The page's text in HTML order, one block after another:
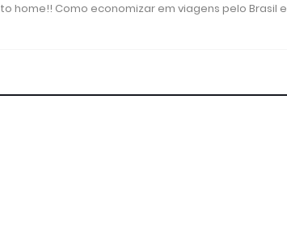
home!! Como economizar em viagens pelo Brasil e